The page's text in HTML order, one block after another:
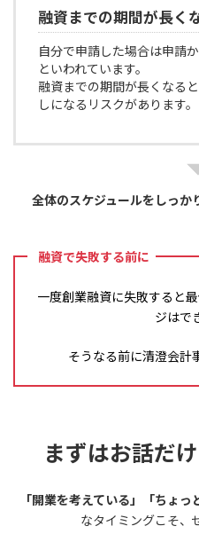
融資までの期間が長く
自分で申請した場合は申請
といわれています。
融資までの期間が長くなる
しになるリスクがあります。
全体のスケジュールをしっか
融資で失敗する前に
一度創業融資に失敗すると
ジはで
そうなる前に清澄会計
まずはお話だ
「開業を考えている」「ちょっ
なタイミングこそ、